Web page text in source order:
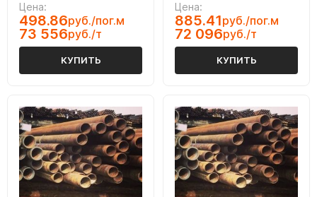
Цена:
498.86руб./пог.м
73 556руб./т
КУПИТЬ
Цена:
885.41руб./пог.м
72 096руб./т
КУПИТЬ